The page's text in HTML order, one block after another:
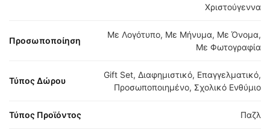
Χριστούγεννα
Προσωποποίηση
Με Λογότυπο, Με Μήνυμα, Με Όνομα,
Με Φωτογραφία
Τύπος Δώρου
Gift Set, Διαφημιστικό, Επαγγελματικό,
Προσωποποιημένο, Σχολικό Ενθύμιο
Τύπος Προϊόντος Παζλ